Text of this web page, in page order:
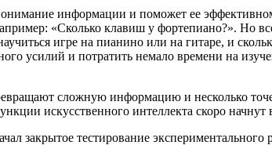
информации и поможет ее
«Сколько клавиш у фортепиано?». Но
игре на пианино или на гитаре, и
усилий и потратить немало времени на
сложную информацию и несколько
искусственного интеллекта скоро начнут